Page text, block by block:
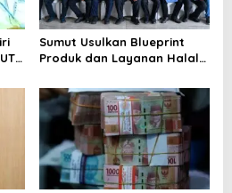
Sumut Usulkan Blueprint
Produk dan Layanan Halal
IMT GT 32